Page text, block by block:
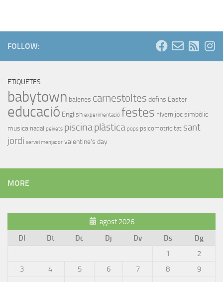
FOLLOW:
ETIQUETES
babytown balenes carnestoltes dofins Easter
educació English experimentació festes hivern joc simbòlic
musica nadal peixets piscinaplàstica pops psicomotricitat sant
jordi servei menjador valentine's day
MORE
agost 2026
Dl
Dt Dc Dj Dv Ds
Dg
1
2
3
4 5 6 7 8
9